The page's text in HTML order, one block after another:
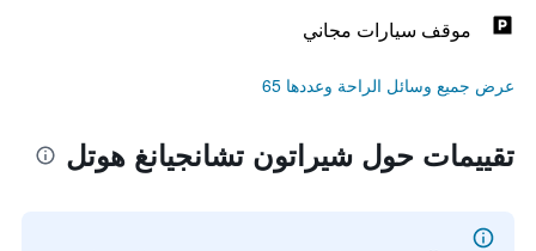
موقف سيارات مجاني
عرض جميع وسائل الراحة وعددها 65
تقييمات حول شيراتون تشانجيانغ هوتل